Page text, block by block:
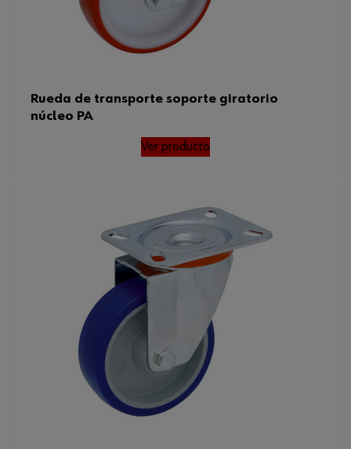
Rueda de transporte soporte giratorio
núcleo PA
Ver producto